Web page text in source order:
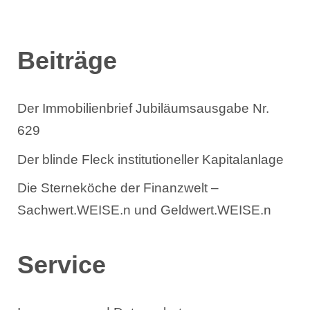
Beiträge
Der Immobilienbrief Jubiläumsausgabe Nr.
629
Der blinde Fleck institutioneller Kapitalanlage
Die Sterneköche der Finanzwelt –
Sachwert.WEISE.n und Geldwert.WEISE.n
Service